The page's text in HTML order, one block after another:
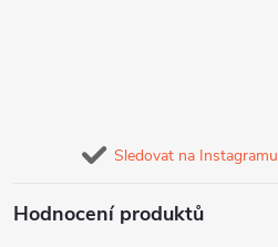
Sledovat na Instagramu
Hodnocení produktů